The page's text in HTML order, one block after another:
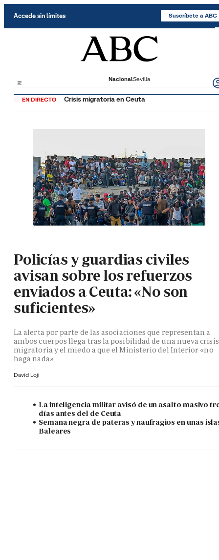
Accede sin límites Suscríbete a ABC
NacionalSevilla
EN DIRECTO Crisis migratoria en Ceuta
Policías y guardias civiles
avisan sobre los refuerzos
enviados a Ceuta: «No son
suficientes»
La alerta por parte de las asociaciones que representan a
ambos cuerpos llega tras la posibilidad de una nueva crisis
migratoria y el miedo a que el Ministerio del Interior «no
haga nada»
David Loji
La inteligencia militar avisó de un asalto masivo
días antes del de Ceuta
Semana negra de pateras y naufragios en unas
Baleares